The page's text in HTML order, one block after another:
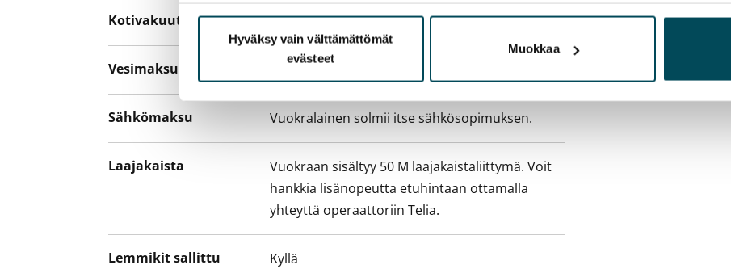
Hyväksy vain välttämättömät
evästeet
Muokkaa
Kotivakuutus Pakollinen, ei sisälly vuokraan
Vesimaksu
Sähkömaksu Vuokralainen solmii itse sähkösopimuksen.
Laajakaista
Vuokraan sisältyy 50 M laajakaistaliittymä. Voit
hankkia lisänopeutta etuhintaan ottamalla
yhteyttä operaattoriin Telia.
Lemmikit sallittu Kyllä